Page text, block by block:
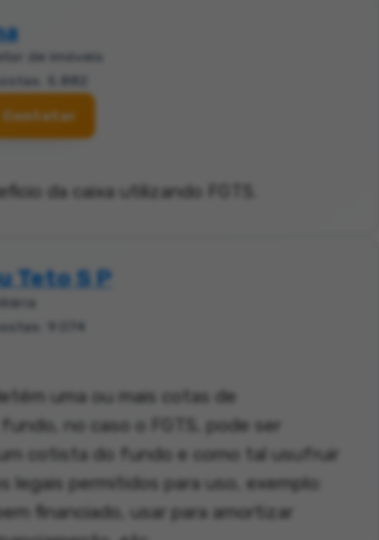
de imóveis
5.882
Contatar
da caixa utilizando FGTS.
Teto S P
9.074
uma ou mais cotas de
no caso o FGTS, pode ser
cotista do fundo e como tal usufruir
legais permitidos para uso, exemplo:
financiado, usar para amortizar